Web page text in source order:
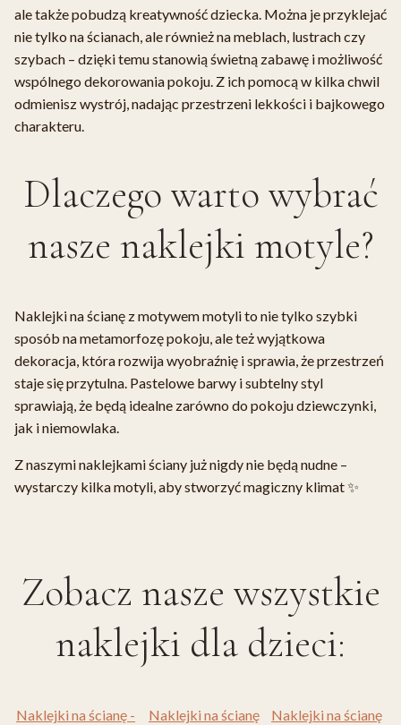
ale także pobudzą kreatywność dziecka. Można je przyklejać
nie tylko na ścianach, ale również na meblach, lustrach czy
szybach – dzięki temu stanowią świetną zabawę i możliwość
wspólnego dekorowania pokoju. Z ich pomocą w kilka chwil
odmienisz wystrój, nadając przestrzeni lekkości i bajkowego
charakteru.
Dlaczego warto wybrać
nasze naklejki motyle?
Naklejki na ścianę z motywem motyli to nie tylko szybki
sposób na metamorfozę pokoju, ale też wyjątkowa
dekoracja, która rozwija wyobraźnię i sprawia, że przestrzeń
staje się przytulna. Pastelowe barwy i subtelny styl
sprawiają, że będą idealne zarówno do pokoju dziewczynki,
jak i niemowlaka.
Z naszymi naklejkami ściany już nigdy nie będą nudne –
wystarczy kilka motyli, aby stworzyć magiczny klimat ✨
Zobacz nasze wszystkie
naklejki dla dzieci:
Naklejki na ścianę -
Naklejki na ścianę
Naklejki na ścianę